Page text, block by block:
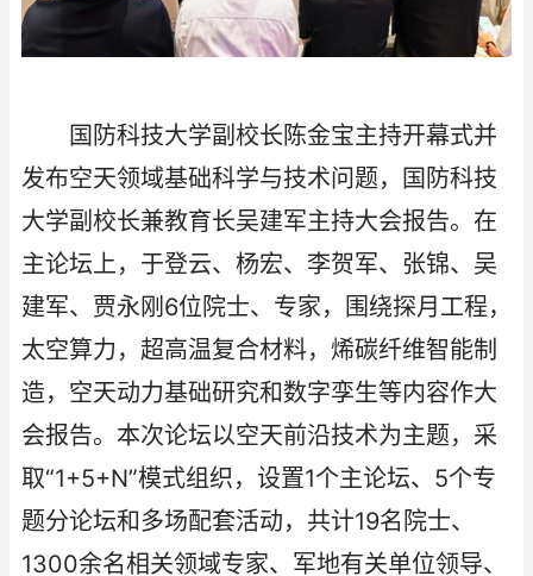
国防科技大学副校长陈金宝主持开幕式并
发布空天领域基础科学与技术问题，国防科技
大学副校长兼教育长吴建军主持大会报告。在
主论坛上，于登云、杨宏、李贺军、张锦、吴
建军、贾永刚6位院士、专家，围绕探月工程，
太空算力，超高温复合材料，烯碳纤维智能制
造，空天动力基础研究和数字孪生等内容作大
会报告。本次论坛以空天前沿技术为主题，采
取“1+5+N”模式组织，设置1个主论坛、5个专
题分论坛和多场配套活动，共计19名院士、
1300余名相关领域专家、军地有关单位领导、